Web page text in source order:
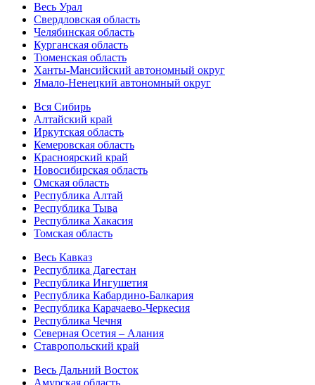
Весь Урал
Свердловская область
Челябинская область
Курганская область
Тюменская область
Ханты-Мансийский автономный округ
Ямало-Ненецкий автономный округ
Вся Сибирь
Алтайский край
Иркутская область
Кемеровская область
Красноярский край
Новосибирская область
Омская область
Республика Алтай
Республика Тыва
Республика Хакасия
Томская область
Весь Кавказ
Республика Дагестан
Республика Ингушетия
Республика Кабардино-Балкария
Республика Карачаево-Черкесия
Республика Чечня
Северная Осетия – Алания
Ставропольский край
Весь Дальний Восток
Амурская область